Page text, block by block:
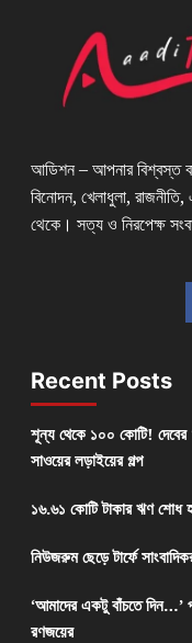
আডিশন – আপনার বিশ্বস্ত
বিনোদন, খেলাধুলা,
থেকে। সত্য ও নিরপেক্ষ
Recent Posts
শূন্য থেকে ১০০ কোটি! দেবের
সাওয়ের লড়াইয়ের গল্প
১৬.৬১ কোটি টাকার ঋণ শোধ
নিউজরুম ছেড়ে টার্ফে
‘আমাদের একটু বাঁচতে দিন…’
রণজয়ের